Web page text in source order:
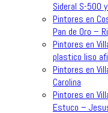
Sideral S-500
Pintores en
Pan de Oro –
Pintores en
plastico liso
Pintores en
Carolina
Pintores en
Estuco –